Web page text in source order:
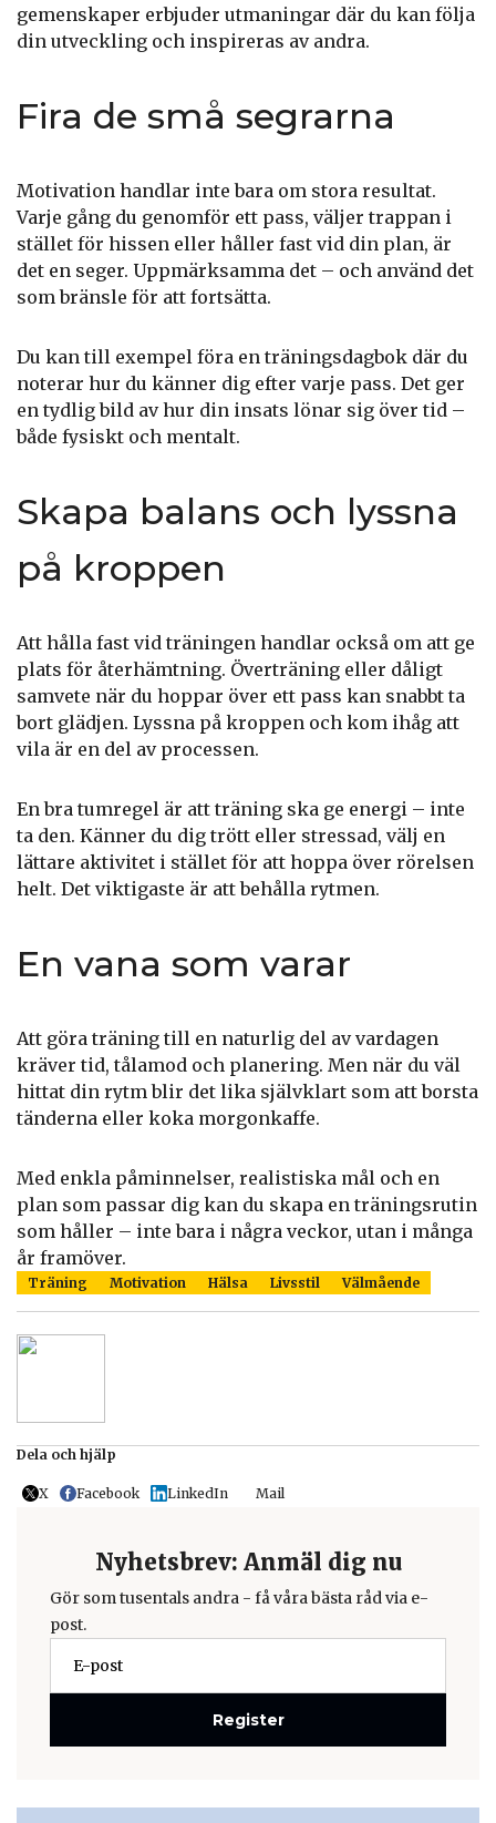
gemenskaper erbjuder utmaningar där du kan följa
din utveckling och inspireras av andra.
Fira de små segrarna
Motivation handlar inte bara om stora resultat.
Varje gång du genomför ett pass, väljer trappan i
stället för hissen eller håller fast vid din plan, är
det en seger. Uppmärksamma det – och använd det
som bränsle för att fortsätta.
Du kan till exempel föra en träningsdagbok där du
noterar hur du känner dig efter varje pass. Det ger
en tydlig bild av hur din insats lönar sig över tid –
både fysiskt och mentalt.
Skapa balans och lyssna
på kroppen
Att hålla fast vid träningen handlar också om att ge
plats för återhämtning. Överträning eller dåligt
samvete när du hoppar över ett pass kan snabbt ta
bort glädjen. Lyssna på kroppen och kom ihåg att
vila är en del av processen.
En bra tumregel är att träning ska ge energi – inte
ta den. Känner du dig trött eller stressad, välj en
lättare aktivitet i stället för att hoppa över rörelsen
helt. Det viktigaste är att behålla rytmen.
En vana som varar
Att göra träning till en naturlig del av vardagen
kräver tid, tålamod och planering. Men när du väl
hittat din rytm blir det lika självklart som att borsta
tänderna eller koka morgonkaffe.
Med enkla påminnelser, realistiska mål och en
plan som passar dig kan du skapa en träningsrutin
som håller – inte bara i några veckor, utan i många
år framöver.
Träning Motivation Hälsa Livsstil Välmående
Dela och hjälp
X Facebook LinkedIn Mail
Nyhetsbrev: Anmäl dig nu
Gör som tusentals andra - få våra bästa råd via e-
post.
Register